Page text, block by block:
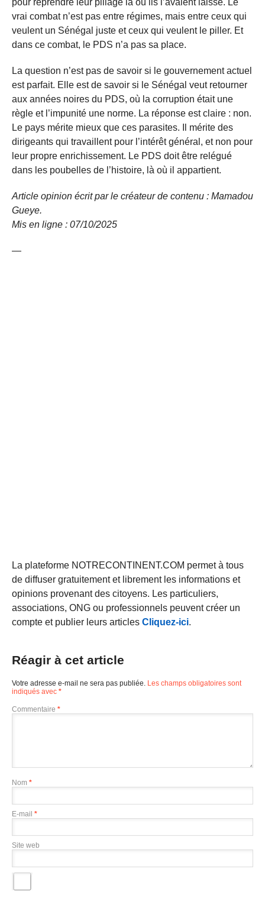
pour reprendre leur pillage là où ils l’avaient laissé. Le
vrai combat n’est pas entre régimes, mais entre ceux qui
veulent un Sénégal juste et ceux qui veulent le piller. Et
dans ce combat, le PDS n’a pas sa place.
La question n’est pas de savoir si le gouvernement actuel
est parfait. Elle est de savoir si le Sénégal veut retourner
aux années noires du PDS, où la corruption était une
règle et l’impunité une norme. La réponse est claire : non.
Le pays mérite mieux que ces parasites. Il mérite des
dirigeants qui travaillent pour l’intérêt général, et non pour
leur propre enrichissement. Le PDS doit être relégué
dans les poubelles de l’histoire, là où il appartient.
Article opinion écrit par le créateur de contenu : Mamadou
Gueye.
Mis en ligne : 07/10/2025
—
La plateforme NOTRECONTINENT.COM permet à tous
de diffuser gratuitement et librement les informations et
opinions provenant des citoyens. Les particuliers,
associations, ONG ou professionnels peuvent créer un
compte et publier leurs articles Cliquez-ici.
Réagir à cet article
Votre adresse e-mail ne sera pas publiée. Les champs obligatoires sont
indiqués avec *
Commentaire *
Nom *
E-mail *
Site web